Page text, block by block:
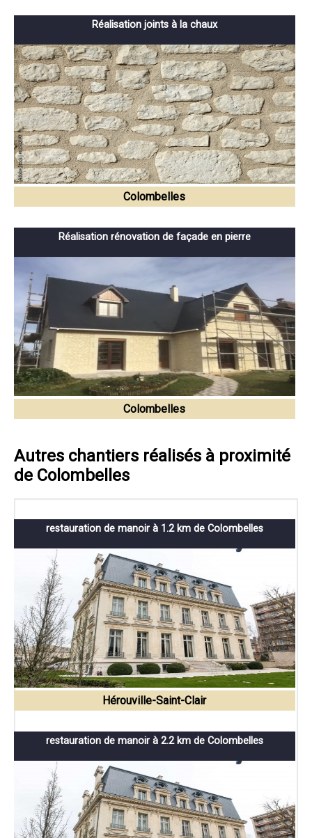
Réalisation joints à la chaux
Colombelles
Réalisation rénovation de façade en pierre
Colombelles
Autres chantiers réalisés à proximité
de Colombelles
restauration de manoir à 1.2 km de Colombelles
Hérouville-Saint-Clair
restauration de manoir à 2.2 km de Colombelles